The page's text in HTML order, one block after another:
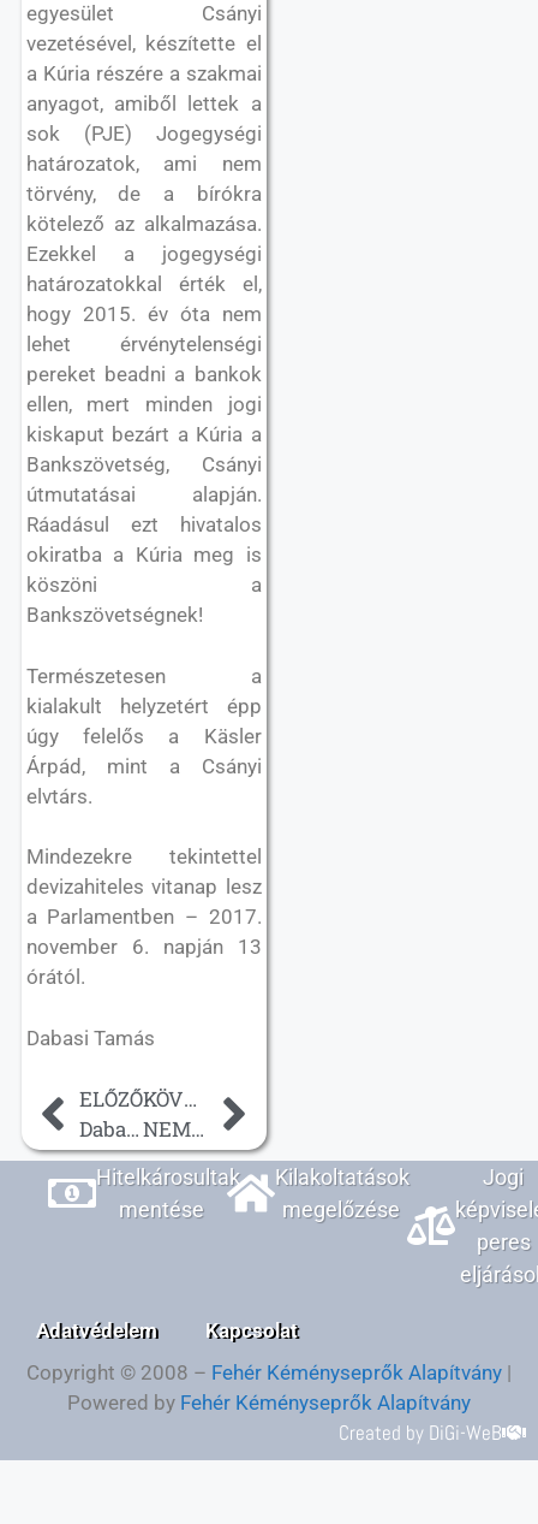
egyesület Csányi
vezetésével, készítette el
a Kúria részére a szakmai
anyagot, amiből lettek a
sok (PJE) Jogegységi
határozatok, ami nem
törvény, de a bírókra
kötelező az alkalmazása.
Ezekkel a jogegységi
határozatokkal érték el,
hogy 2015. év óta nem
lehet érvénytelenségi
pereket beadni a bankok
ellen, mert minden jogi
kiskaput bezárt a Kúria a
Bankszövetség, Csányi
útmutatásai alapján.
Ráadásul ezt hivatalos
okiratba a Kúria meg is
köszöni a
Bankszövetségnek!
Természetesen a
kialakult helyzetért épp
úgy felelős a Käsler
Árpád, mint a Csányi
elvtárs.
Mindezekre tekintettel
devizahiteles vitanap lesz
a Parlamentben – 2017.
november 6. napján 13
órától.
Dabasi Tamás
ELŐZŐ
Dabasi Tamás úrnak válasz IRM
KÖVETKEZŐ
NEMZETI DEVIZAHITELES KONZULTÁCIÓ A CSÁNYI TERVRŐL
Hitelkárosultak
mentése
Kilakoltatások
megelőzése
Jogi
peres
Adatvédelem
Kapcsolat
Copyright © 2008 – Fehér Kéményseprők Alapítvány |
Powered by Fehér Kéményseprők Alapítvány
Created by DiGi-WeB